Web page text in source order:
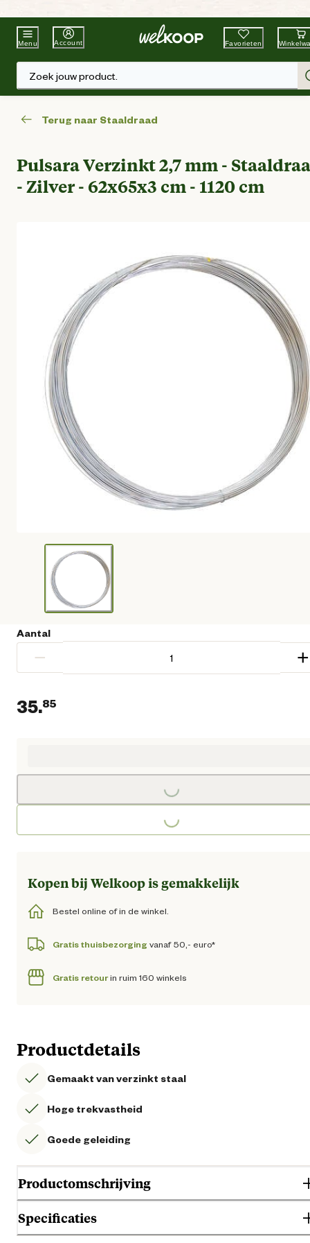
Beste WinkelketenTuin & Dier
Menu Account Favorieten
Zoek jouw product.
Terug naar Staaldraad
Pulsara Verzinkt 2,7 mm -
- Zilver - 62x65x3 cm - 1120 cm
Aantal
− +
35.85
Loading...
Loading...
Kopen bij Welkoop is gemakkelijk
Bestel online of in de winkel.
Gratis thuisbezorging vanaf 50,- euro*
Gratis retourin ruim 160 winkels
Productdetails
Gemaakt van verzinkt staal
Hoge trekvastheid
Goede geleiding
Productomschrijving
Gebruik verzinkt staaldraad in combinatie met de trekveer en
Specificaties